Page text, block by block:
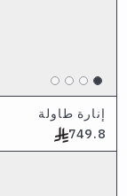
إنارة طاولة
749.8